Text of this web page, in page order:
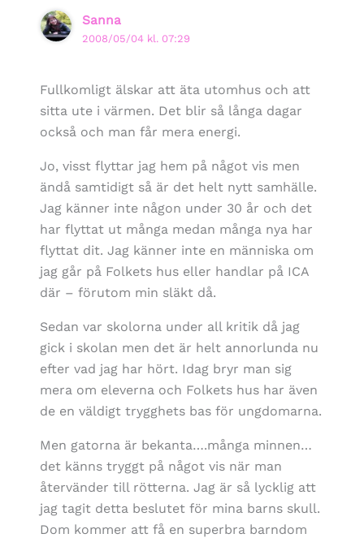
Sanna
2008/05/04 kl. 07:29
Fullkomligt älskar att äta utomhus och att
sitta ute i värmen. Det blir så långa dagar
också och man får mera energi.
Jo, visst flyttar jag hem på något vis men
ändå samtidigt så är det helt nytt samhälle.
Jag känner inte någon under 30 år och det
har flyttat ut många medan många nya har
flyttat dit. Jag känner inte en människa om
jag går på Folkets hus eller handlar på ICA
där – förutom min släkt då.
Sedan var skolorna under all kritik då jag
gick i skolan men det är helt annorlunda nu
efter vad jag har hört. Idag bryr man sig
mera om eleverna och Folkets hus har även
de en väldigt trygghets bas för ungdomarna.
Men gatorna är bekanta….många minnen…
det känns tryggt på något vis när man
återvänder till rötterna. Jag är så lycklig att
jag tagit detta beslutet för mina barns skull.
Dom kommer att få en superbra barndom